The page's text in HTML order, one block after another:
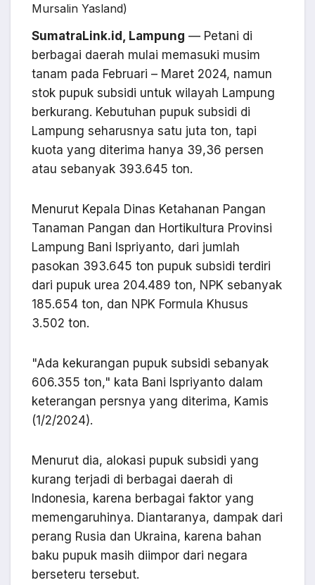
Mursalin Yasland)
SumatraLink.id, Lampung — Petani di
berbagai daerah mulai memasuki musim
tanam pada Februari – Maret 2024, namun
stok pupuk subsidi untuk wilayah Lampung
berkurang. Kebutuhan pupuk subsidi di
Lampung seharusnya satu juta ton, tapi
kuota yang diterima hanya 39,36 persen
atau sebanyak 393.645 ton.
Menurut Kepala Dinas Ketahanan Pangan
Tanaman Pangan dan Hortikultura Provinsi
Lampung Bani Ispriyanto, dari jumlah
pasokan 393.645 ton pupuk subsidi terdiri
dari pupuk urea 204.489 ton, NPK sebanyak
185.654 ton, dan NPK Formula Khusus
3.502 ton.
"Ada kekurangan pupuk subsidi sebanyak
606.355 ton," kata Bani Ispriyanto dalam
keterangan persnya yang diterima, Kamis
(1/2/2024).
Menurut dia, alokasi pupuk subsidi yang
kurang terjadi di berbagai daerah di
Indonesia, karena berbagai faktor yang
memengaruhinya. Diantaranya, dampak dari
perang Rusia dan Ukraina, karena bahan
baku pupuk masih diimpor dari negara
berseteru tersebut.